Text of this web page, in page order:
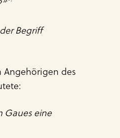
Begriff
Angehörigen des
Gaues eine